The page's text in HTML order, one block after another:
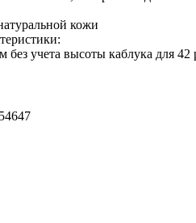
кожи
:
без учета высоты каблука для 42
4647